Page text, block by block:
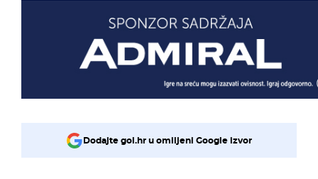
Dodajte gol.hr u omiljeni Google izvor